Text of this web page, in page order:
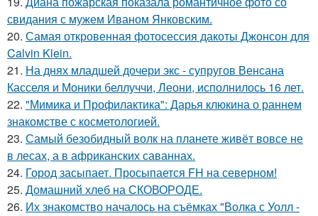
свидания с мужем Иваном Янковским.
20. Самая откровенная фотосессия дакоты Джонсон для
Calvin Klein.
21. На днях младшей дочери экс - супругов Венсана
Касселя и Моники беллуччи, Леони, исполнилось 16 лет.
22. "Мимика и Профилактика": Дарья клюкина о раннем
знакомстве с косметологией.
23. Самый безобидный волк на планете живёт вовсе не
в лесах, а в африканских саваннах.
24. Город засыпает. Просыпается FH на северном!
25. Домашний хлеб на СКОВОРОДЕ.
26. Их знакомство началось на съёмках "Волка с Уолл -